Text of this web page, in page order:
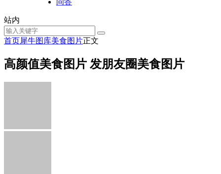
问答
站内
首页犀牛图库美食图片正文
高颜值美食图片 发朋友圈美食图片